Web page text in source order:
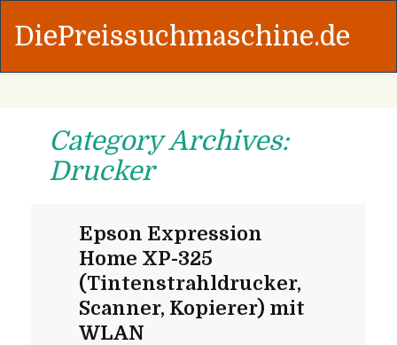
DiePreissuchmaschine.de
Category Archives:
Drucker
Epson Expression
Home XP-325
(Tintenstrahldrucker,
Scanner, Kopierer) mit
WLAN